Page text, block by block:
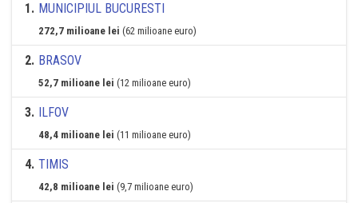
1. MUNICIPIUL BUCURESTI
272,7 milioane lei (62 milioane euro)
2. BRASOV
52,7 milioane lei (12 milioane euro)
3. ILFOV
48,4 milioane lei (11 milioane euro)
4. TIMIS
42,8 milioane lei (9,7 milioane euro)